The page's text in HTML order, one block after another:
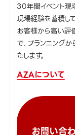
30年間イベント現
現場経験を蓄積して
お客様から高い評
で、プランニング
たします。
AZAについて
お問い合